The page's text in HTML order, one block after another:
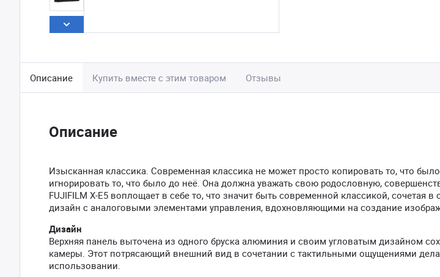
Описание Купить вместе с этим товаром Отзывы
Описание
Изысканная классика. Современная классика не может просто копировать то, что
игнорировать то, что было до неё. Она должна уважать свою родословную,
FUJIFILM X-E5 воплощает в себе то, что значит быть современной классикой, сочетая
дизайн с аналоговыми элементами управления, вдохновляющими на создание
Дизайн
Верхняя панель выточена ​​из одного бруска алюминия и своим угловатым дизайном
камеры. Этот потрясающий внешний вид в сочетании с тактильными ощущениями
использовании.